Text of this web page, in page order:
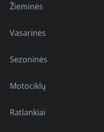
Žieminės
Vasarinės
Sezoninės
Motociklų
Ratlankiai